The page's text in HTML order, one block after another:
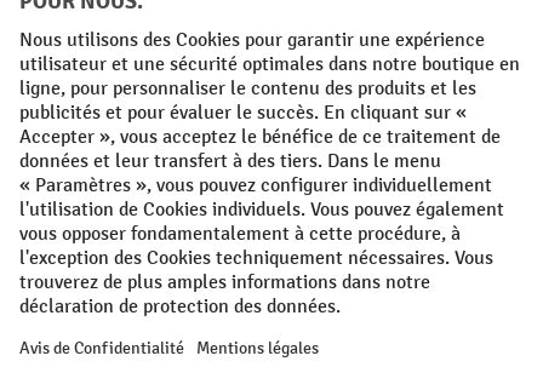
Conditions générales Mentions légales
Protection des Données Politique de cookies
All prices excl. VAT plusshipping costsand possible delivery charges,
if not stated otherwise.
¹ La remise est valable jusqu'à épuisement des stocks. La remise ne
s'applique pas aux prix spéciaux. Il n'est pas possible de le combiner
avec d'autres réductions en pourcentage ou bons de réduction. | ² Une
réduction unique est offerte lors de la première inscription à la
toute commande d'un montant net minimum de 250 €. Le pourcentage